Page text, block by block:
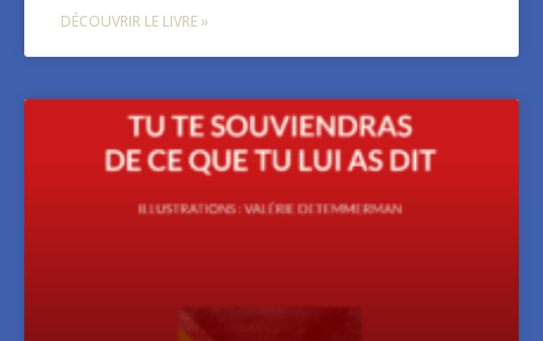
DÉCOUVRIR LE LIVRE »